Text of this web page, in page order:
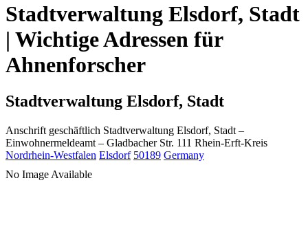
Stadtverwaltung Elsdorf, Stadt
| Wichtige Adressen für
Ahnenforscher
Stadtverwaltung Elsdorf, Stadt
Anschrift geschäftlich Stadtverwaltung Elsdorf, Stadt –
Einwohnermeldeamt – Gladbacher Str. 111 Rhein-Erft-Kreis
Nordrhein-Westfalen Elsdorf 50189 Germany
No Image Available